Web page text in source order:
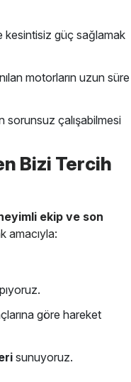
kesintisiz güç sağlamak
motorların uzun süre
sorunsuz çalışabilmesi
Bizi Tercih
ekip ve son
amacıyla:
göre hareket
sunuyoruz.